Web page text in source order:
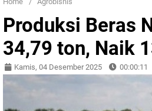
Produksi Beras
34,79 ton, Naik
Kamis, 04 Desember 2025 00:00:11